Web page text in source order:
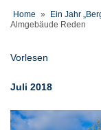
Home » Ein Jahr
Almgebäude Reden
Vorlesen
Juli 2018